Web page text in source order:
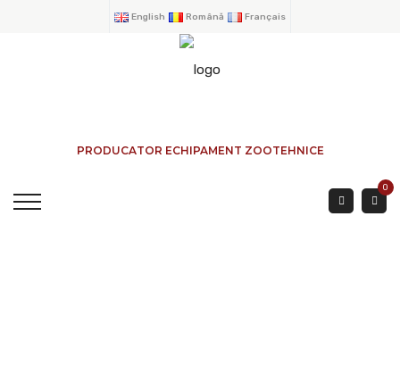
English Română Français
PRODUCATOR ECHIPAMENT ZOOTEHNICE
0